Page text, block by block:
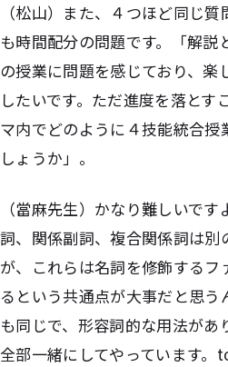
（松山）また、４つほど同じ
も時間配分の問題です。「解説
の授業に問題を感じており、楽
したいです。ただ進度を落とす
マ内でどのように４技能統合授
しょうか」。
（當麻先生）かなり難しいで
詞、関係副詞、複合関係詞は別
が、これらは名詞を修飾するフ
るという共通点が大事だと思
も同じで、形容詞的な用法が
全部一緒にしてやっています